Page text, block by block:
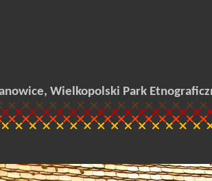
Wielkopolski Park